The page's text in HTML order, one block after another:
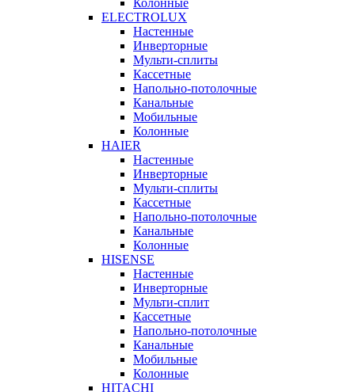
Колонные
ELECTROLUX
Настенные
Инверторные
Мульти-сплиты
Кассетные
Напольно-потолочные
Канальные
Мобильные
Колонные
HAIER
Настенные
Инверторные
Мульти-сплиты
Кассетные
Напольно-потолочные
Канальные
Колонные
HISENSE
Настенные
Инверторные
Мульти-сплит
Кассетные
Напольно-потолочные
Канальные
Мобильные
Колонные
HITACHI